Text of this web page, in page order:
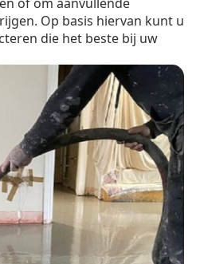
Op basis hiervan kunt u
die het beste bij uw